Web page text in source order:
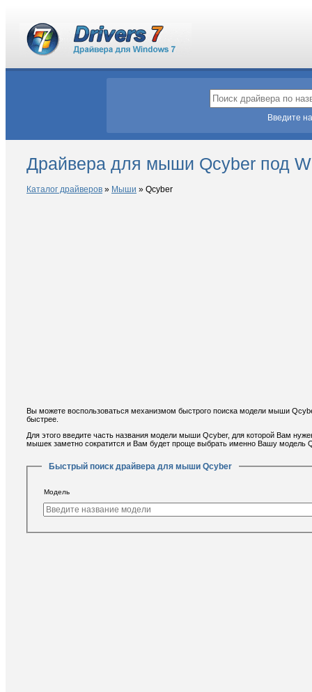
Введите
Драйвера для мыши Qcyber под
Каталог драйверов » Мыши » Qcyber
Вы можете воспользоваться механизмом быстрого поиска модели мыши
быстрее.
Для этого введите часть названия модели мыши Qcyber, для которой Вам
мышек заметно сократится и Вам будет проще выбрать именно Вашу модель
Быстрый поиск драйвера для мыши Qcyber
Модель